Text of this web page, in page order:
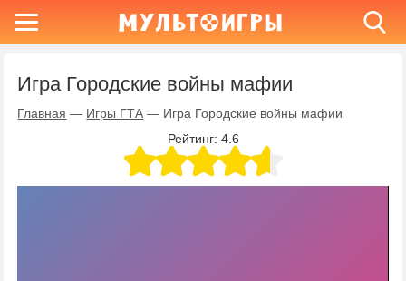
Игра Городские войны мафии
Главная — Игры ГТА — Игра Городские войны мафии
Рейтинг: 4.6